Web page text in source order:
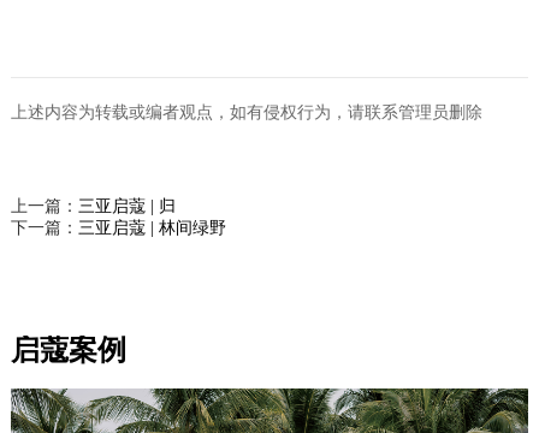
上述内容为转载或编者观点，如有侵权行为，请联系管理员删除
上一篇： 三亚启蔻 | 归
下一篇： 三亚启蔻 | 林间绿野
启蔻案例